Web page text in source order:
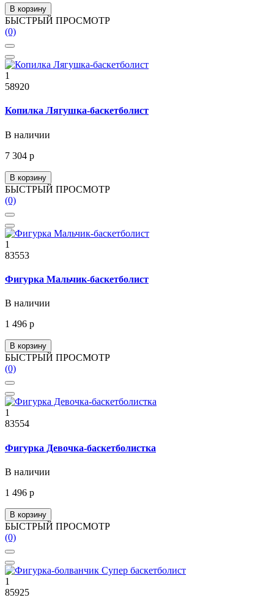
В корзину
БЫСТРЫЙ ПРОСМОТР
(0)
1
58920
Копилка Лягушка-баскетболист
В наличии
7 304 р
В корзину
БЫСТРЫЙ ПРОСМОТР
(0)
1
83553
Фигурка Мальчик-баскетболист
В наличии
1 496 р
В корзину
БЫСТРЫЙ ПРОСМОТР
(0)
1
83554
Фигурка Девочка-баскетболистка
В наличии
1 496 р
В корзину
БЫСТРЫЙ ПРОСМОТР
(0)
1
85925